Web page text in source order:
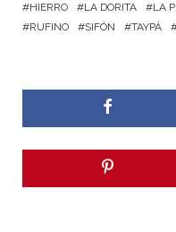
HIERRO
LA DORITA LA
RUFINO
SIFÓN TAYPÁ